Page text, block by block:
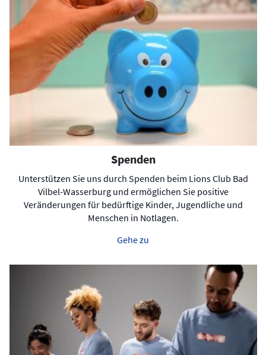
Spenden
Unterstützen Sie uns durch Spenden beim Lions Club Bad
Vilbel-Wasserburg und ermöglichen Sie positive
Veränderungen für bedürftige Kinder, Jugendliche und
Menschen in Notlagen.
Gehe zu